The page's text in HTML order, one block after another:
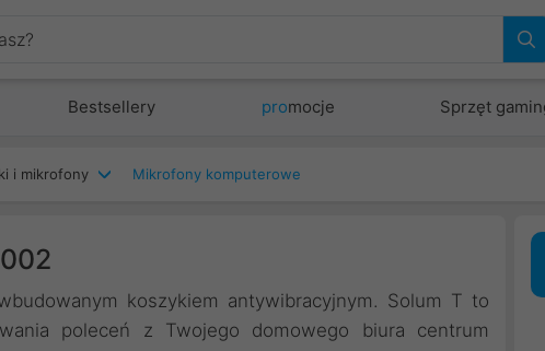
Bestsellery promocje Sprzęt
i mikrofony Mikrofony komputerowe
koszykiem antywibracyjnym. Solum T to
poleceń z Twojego domowego biura centrum